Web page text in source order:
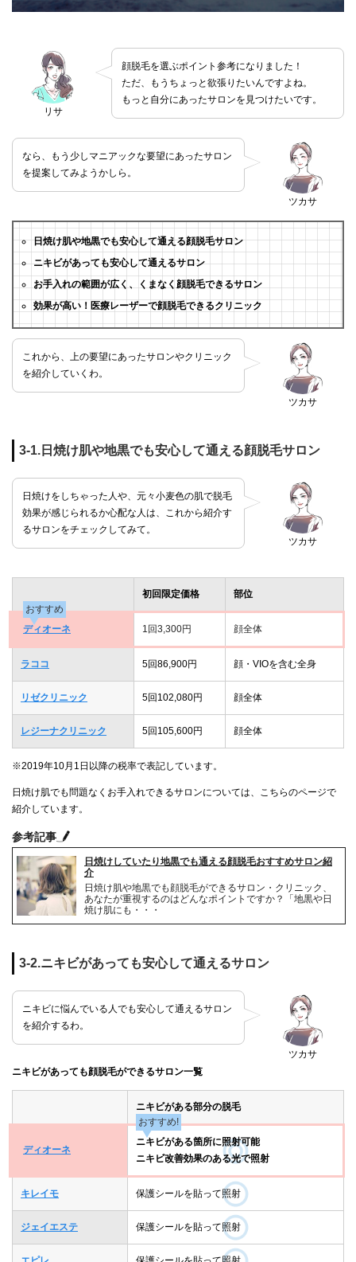
リサ
顔脱毛を選ぶポイント参考になりました！
ただ、もうちょっと欲張りたいんですよね。
もっと自分にあったサロンを見つけたいです。
ツカサ
なら、もう少しマニアックな要望にあったサロン
を提案してみようかしら。
日焼け肌や地黒でも安心して通える顔脱毛サロン
ニキビがあっても安心して通えるサロン
お手入れの範囲が広く、くまなく顔脱毛できるサロン
効果が高い！医療レーザーで顔脱毛できるクリニック
ツカサ
これから、上の要望にあったサロンやクリニック
を紹介していくわ。
3-1.日焼け肌や地黒でも安心して通える顔脱毛サロン
ツカサ
日焼けをしちゃった人や、元々小麦色の肌で脱毛
効果が感じられるか心配な人は、これから紹介す
るサロンをチェックしてみて。
初回限定価格
部位
おすすめ
ディオーネ
1回3,300円 顔全体
ラココ 5回86,900円 顔・VIOを含む全身
リゼクリニック 5回102,080円 顔全体
レジーナクリニック 5回105,600円 顔全体
※2019年10月1日以降の税率で表記しています。
日焼け肌でも問題なくお手入れできるサロンについては、こちらのページで
紹介しています。
参考記事
日焼けしていたり地黒でも通える顔脱毛おすすめサロン紹
介
日焼け肌や地黒でも顔脱毛ができるサロン・クリニック、
あなたが重視するのはどんなポイントですか？「地黒や日
焼け肌にも・・・
3-2.ニキビがあっても安心して通えるサロン
ツカサ
ニキビに悩んでいる人でも安心して通えるサロン
を紹介するわ。
ニキビがあっても顔脱毛ができるサロン一覧
ニキビがある部分の脱毛
ディオーネ
おすすめ!
ニキビがある箇所に照射可能
ニキビ改善効果のある光で照射
キレイモ 保護シールを貼って照射
ジェイエステ 保護シールを貼って照射